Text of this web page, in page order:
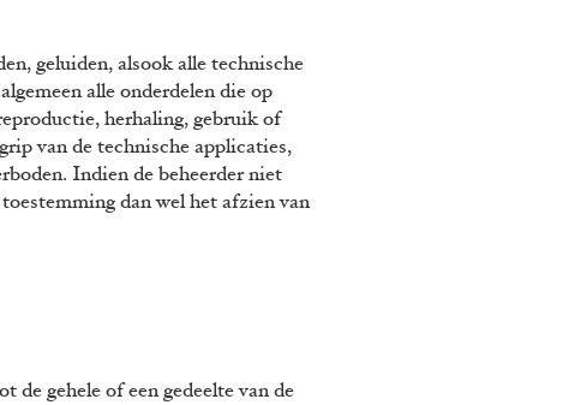
geluiden, alsook alle technische
alle onderdelen die op
herhaling, gebruik of
van de technische applicaties,
Indien de beheerder niet
dan wel het afzien van
gehele of een gedeelte van de